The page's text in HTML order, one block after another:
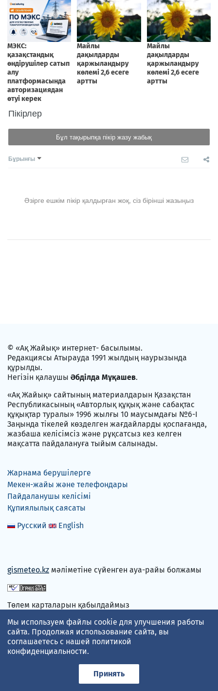
Пікірлер
Бұл тақырыпқа пікір жазу жабық
Бұрынғы
Әзірге ешкім пікір қалдырған жоқ, сіз бірінші жазыңыз
© «Ақ Жайық» интернет- басылымы.
Редакциясы Атырауда 1991 жылдың наурызында
құрылды.
Негізін қалаушы Әбділда Мұқашев.
«Ақ Жайық» сайтының материалдарын Қазақстан
Республикасының «Авторлық құқық және сабақтас
құқықтар туралы» 1996 жылғы 10 маусымдағы №6-I
Заңында тікелей көзделген жағдайларды қоспағанда,
жазбаша келісімсіз және рұқсатсыз кез келген
мақсатта пайдалануға тыйым салынады.
Жарнама берушілерге
Мекен-жайы және телефондары
Пайдаланушы келісімі
Құпиялылық саясаты
Русский
English
gismeteo.kz мәліметіне сүйенген ауа-райы болжамы
Төлем карталарын қабылдаймыз
Мы используем файлы cookie для улучшения работы
сайта. Продолжая использование сайта, вы
соглашаетесь с нашей политикой
конфиденциальности.
Принять